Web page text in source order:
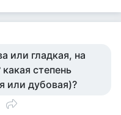
или гладкая, на
степень
или дубовая)?